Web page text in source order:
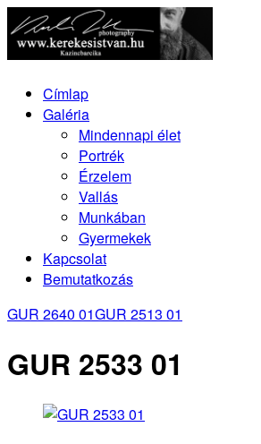
Címlap
Galéria
Mindennapi élet
Portrék
Érzelem
Vallás
Munkában
Gyermekek
Kapcsolat
Bemutatkozás
GUR 2640 01GUR 2513 01
GUR 2533 01